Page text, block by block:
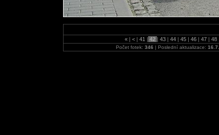
« | < | 41 | 42 | 43 | 44 | 45 | 46 | 47 | 48
Počet fotek: 346 | Poslední aktualizace: